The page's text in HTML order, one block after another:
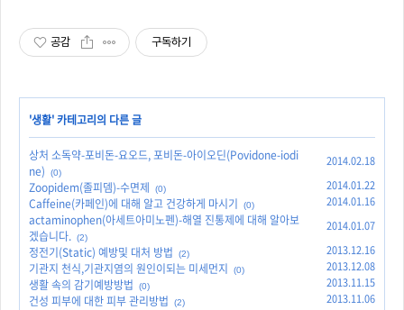
공감 구독하기
'생활' 카테고리의 다른 글
상처 소독약-포비돈-요오드, 포비돈-아이오딘(Povidone-iodi
ne)
(0)
2014.02.18
Zoopidem(졸피뎀)-수면제 (0) 2014.01.22
Caffeine(카페인)에 대해 알고 건강하게 마시기 (0) 2014.01.16
actaminophen(아세트아미노펜)-해열 진통제에 대해 알아보
겠습니다. (2)
2014.01.07
정전기(Static) 예방및 대처 방법 (2) 2013.12.16
기관지 천식,기관지염의 원인이되는 미세먼지 (0) 2013.12.08
생활 속의 감기예방방법 (0) 2013.11.15
건성 피부에 대한 피부 관리방법 (2) 2013.11.06